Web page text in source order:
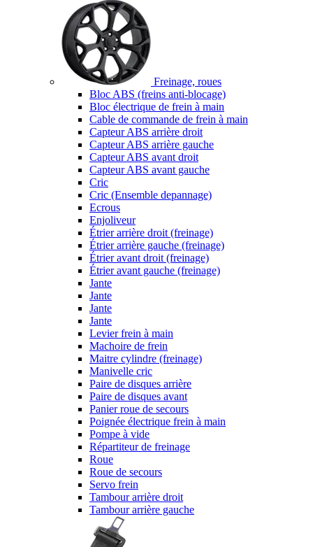
Freinage, roues
Bloc ABS (freins anti-blocage)
Bloc électrique de frein à main
Cable de commande de frein à main
Capteur ABS arrière droit
Capteur ABS arrière gauche
Capteur ABS avant droit
Capteur ABS avant gauche
Cric
Cric (Ensemble depannage)
Ecrous
Enjoliveur
Étrier arrière droit (freinage)
Étrier arrière gauche (freinage)
Étrier avant droit (freinage)
Étrier avant gauche (freinage)
Jante
Jante
Jante
Jante
Levier frein à main
Machoire de frein
Maitre cylindre (freinage)
Manivelle cric
Paire de disques arrière
Paire de disques avant
Panier roue de secours
Poignée électrique frein à main
Pompe à vide
Répartiteur de freinage
Roue
Roue de secours
Servo frein
Tambour arrière droit
Tambour arrière gauche